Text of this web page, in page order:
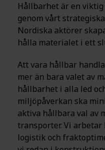
Hållbarhet är en viktig
genom vårt
Nordiska aktörer
hålla materialet i ett
Att vara hållbar
mer än bara valet av
hållbarhet i alla led
miljöpåverkan ska
aktiva hållbara val av
transporter. Vi
logistik och